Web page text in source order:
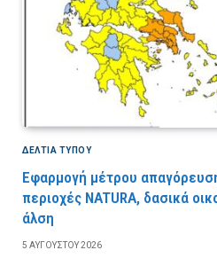
ΔΕΛΤΙΑ ΤΥΠΟΥ
Εφαρμογή μέτρου
περιοχές NATURA, δασικά
άλση
5 ΑΥΓΟΎΣΤΟΥ 2026